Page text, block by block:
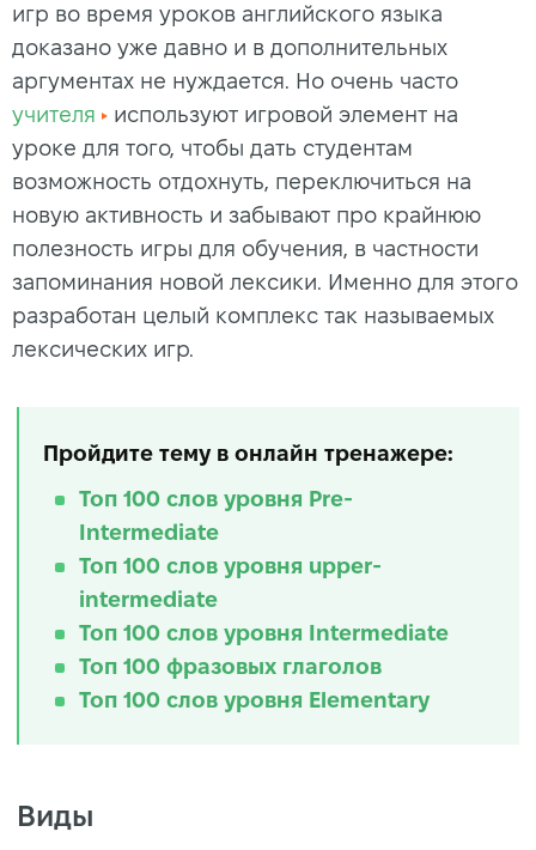
игр во время уроков английского языка
доказано уже давно и в дополнительных
аргументах не нуждается. Но очень часто
учителя
используют игровой элемент на
уроке для того, чтобы дать студентам
возможность отдохнуть, переключиться на
новую активность и забывают про крайнюю
полезность игры для обучения, в частности
запоминания новой лексики. Именно для этого
разработан целый комплекс так называемых
лексических игр.
Пройдите тему в онлайн тренажере:
Топ 100 слов уровня Pre-
Intermediate
Топ 100 слов уровня upper-
intermediate
Топ 100 слов уровня Intermediate
Топ 100 фразовых глаголов
Топ 100 слов уровня Elementary
Виды